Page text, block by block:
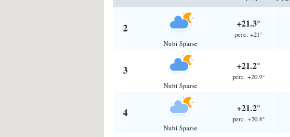
2
Nubi Sparse
+21.3°
perc. +21°
3
Nubi Sparse
+21.2°
perc. +20.9°
4
Nubi Sparse
+21.2°
perc. +20.8°